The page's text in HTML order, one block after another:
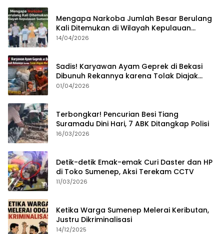
Mengapa Narkoba Jumlah Besar Berulang
Kali Ditemukan di Wilayah Kepulauan
Sumenep?
14/04/2026
Sadis! Karyawan Ayam Geprek di Bekasi
Dibunuh Rekannya karena Tolak Diajak
Merampok Majikan
01/04/2026
Terbongkar! Pencurian Besi Tiang
Suramadu Dini Hari, 7 ABK Ditangkap Polisi
16/03/2026
Detik-detik Emak-emak Curi Daster dan HP
di Toko Sumenep, Aksi Terekam CCTV
11/03/2026
Ketika Warga Sumenep Melerai Keributan,
Justru Dikriminalisasi
14/12/2025